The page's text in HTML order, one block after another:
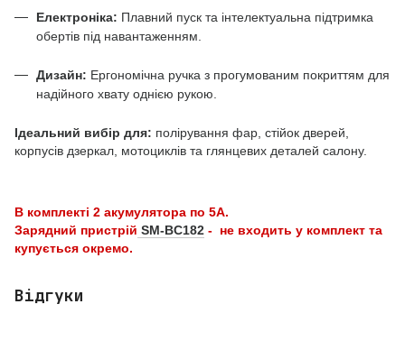
Електроніка: Плавний пуск та інтелектуальна підтримка
обертів під навантаженням.
Дизайн: Ергономічна ручка з прогумованим покриттям для
надійного хвату однією рукою.
Ідеальний вибір для: полірування фар, стійок дверей,
корпусів дзеркал, мотоциклів та глянцевих деталей салону.
В комплекті 2 акумулятора по 5А.
Зарядний пристрій SM-BC182 - не входить у комплект та
купується окремо.
Відгуки